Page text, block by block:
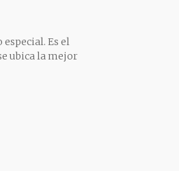
Es el
ubica la mejor